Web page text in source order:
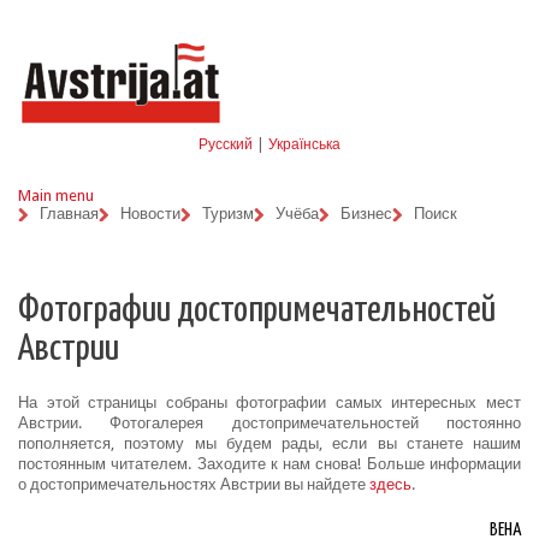
Русский Українська
Main menu
Главная
Новости Туризм Учёба Бизнес Поиск
Фотографии достопримечательностей
Австрии
На этой страницы собраны фотографии самых интересных мест
Австрии. Фотогалерея достопримечательностей постоянно
пополняется, поэтому мы будем рады, если вы станете нашим
постоянным читателем. Заходите к нам снова! Больше информации
о достопримечательностях Австрии вы найдете здесь.
ВЕНА